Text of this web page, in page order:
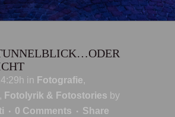
in Fotografie,
, Fotolyrik & Fotostories by
0 Comments Share